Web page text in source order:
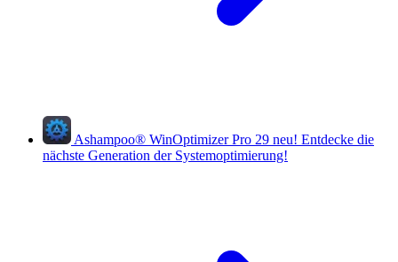
Ashampoo® WinOptimizer Pro 29 neu! Entdecke die
nächste Generation der Systemoptimierung!